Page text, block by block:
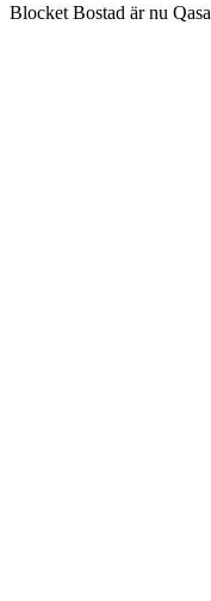
Blocket Bostad är nu Qasa